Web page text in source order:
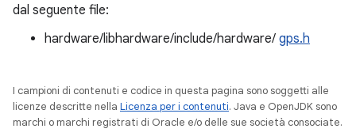
dal seguente file:
hardware/libhardware/include/hardware/ gps.h
I campioni di contenuti e codice in questa pagina sono soggetti alle
licenze descritte nella Licenza per i contenuti. Java e OpenJDK sono
marchi o marchi registrati di Oracle e/o delle sue società consociate.